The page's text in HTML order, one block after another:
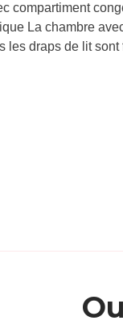
compartiment
La chambre
les draps de lit sont